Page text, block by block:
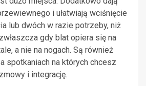
i ułatwiają wciśnięcie
lub dwóch w razie potrzeby, niż
gdy blat opiera się na
a nie na nogach. Są również
spotkaniach na których chcesz
i integrację.